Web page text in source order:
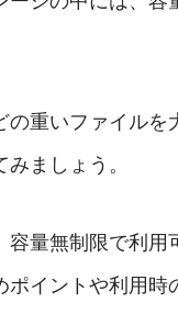
の重いファイルを
ましょう。
容量無制限で利用
ポイントや利用時